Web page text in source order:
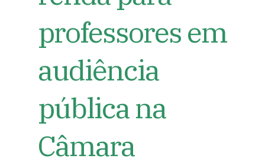
professores em
audiência
pública na
Câmara